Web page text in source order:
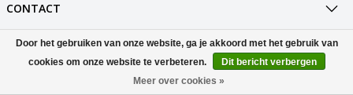
CONTACT
© Copyright 2026 Best Deals Online BV Powered byLightspeed
All rights reserved byInStijl Media
Door het gebruiken van onze website, ga je akkoord met het gebruik van
cookies om onze website te verbeteren.
Dit bericht verbergen
Meer over cookies »